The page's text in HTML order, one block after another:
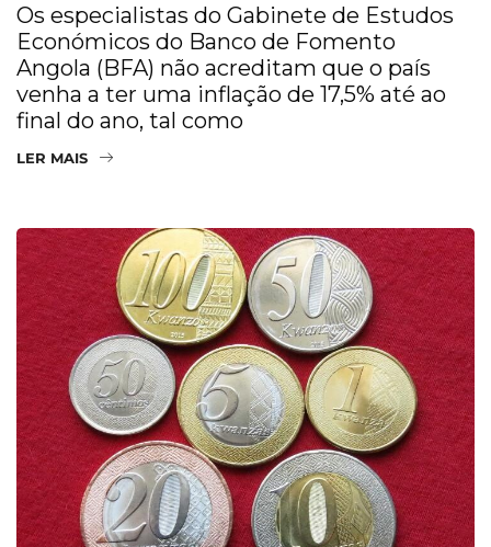
Os especialistas do Gabinete de Estudos
Económicos do Banco de Fomento
Angola (BFA) não acreditam que o país
venha a ter uma inflação de 17,5% até ao
final do ano, tal como
LER MAIS